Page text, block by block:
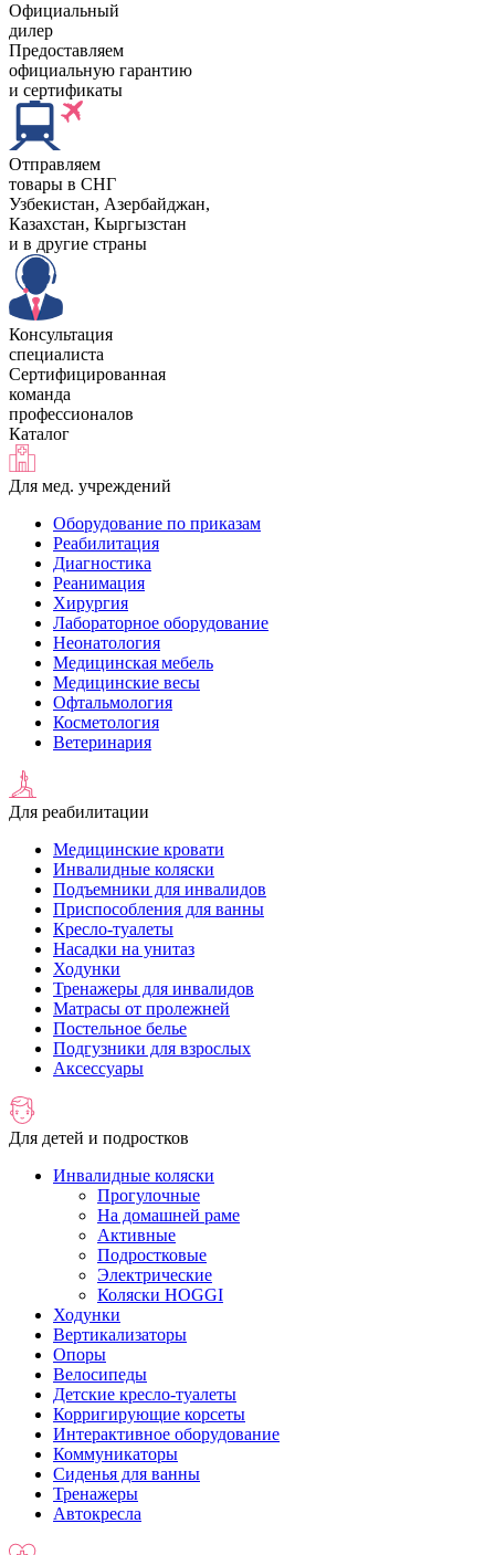
Официальный
дилер
Предоставляем
официальную гарантию
и сертификаты
Отправляем
товары в СНГ
Узбекистан, Aзербайджан,
Казахстан, Кыргызстан
и в другие страны
Консультация
специалиста
Сертифицированная
команда
профессионалов
Каталог
Для мед. учреждений
Оборудование по приказам
Реабилитация
Диагностика
Реанимация
Хирургия
Лабораторное оборудование
Неонатология
Медицинская мебель
Медицинские весы
Офтальмология
Косметология
Ветеринария
Для реабилитации
Медицинские кровати
Инвалидные коляски
Подъемники для инвалидов
Приспособления для ванны
Кресло-туалеты
Насадки на унитаз
Ходунки
Тренажеры для инвалидов
Матрасы от пролежней
Постельное белье
Подгузники для взрослых
Аксессуары
Для детей и подростков
Инвалидные коляски
Прогулочные
На домашней раме
Активные
Подростковые
Электрические
Коляски HOGGI
Ходунки
Вертикализаторы
Опоры
Велосипеды
Детские кресло-туалеты
Корригирующие корсеты
Интерактивное оборудование
Коммуникаторы
Сиденья для ванны
Тренажеры
Автокресла